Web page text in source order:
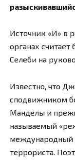
Источник «И» в
органах
Селеби на
Известно, что
сподвижником
Манделы и
называемый
международный
террориста.